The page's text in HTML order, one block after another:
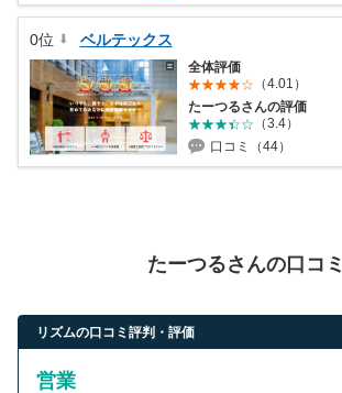
0位 ベルテックス
全体評価
（4.01）
たーつるさんの評価
（3.4）
口コミ（44）
たーつるさんの口コミ
リズムの口コミ評判・評価
営業